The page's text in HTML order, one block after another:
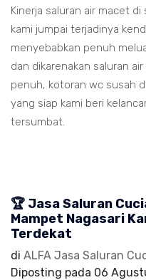
Kinerja saluran air macet
kami jumpai terjadinya
menyebabkan penuh
dan dikarenakan saluran
penuh, kotoran wc susah
yang siap kami beri
tersumbat.
🏆 Jasa Saluran
Mampet Nagasari
Terdekat
di ALFA Jasa Saluran
Diposting pada 06